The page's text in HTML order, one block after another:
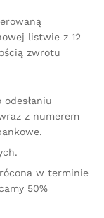
listwie z 12
zwrotu
z numerem
w terminie
50%